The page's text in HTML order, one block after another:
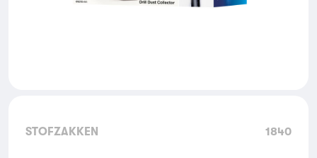
STOFZAKKEN 1840